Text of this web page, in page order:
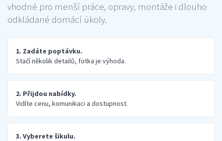
vhodné pro menší práce, opravy, montáže i dlouho
odkládané domácí úkoly.
1. Zadáte poptávku.
Stačí několik detailů, fotka je výhoda.
2. Přijdou nabídky.
Vidíte cenu, komunikaci a dostupnost.
3. Vyberete šikulu.